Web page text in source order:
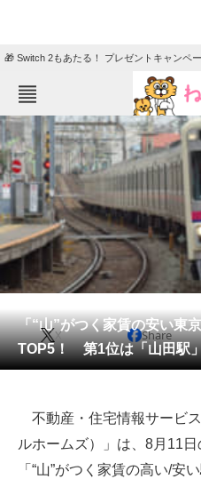
🎁 Switch 2もあたる！ プレゼントキャンペー
ねとらぼメニュー
TOP
エンタメ
グルメ
住まい
動物
会員記事
メディア
ITの今と未来を見通す
スマホと通信の最新トレンド
「“山”がつく家賃の安い東
TOP5！ 第1位は「山田駅
X Share
不動産・住宅情報サービ
ルホームズ）」は、8月11
「“山”がつく家賃の高い/安